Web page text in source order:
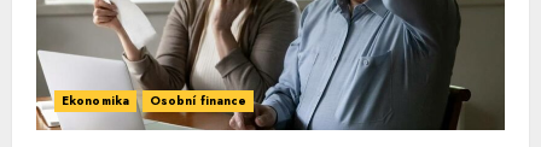
Ekonomika Osobní finance